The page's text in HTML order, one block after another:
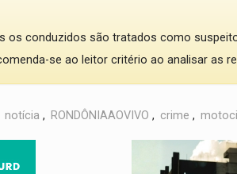
os conduzidos são tratados como
se ao leitor critério ao analisar as
notícia , RONDÔNIAAOVIVO , crime ,